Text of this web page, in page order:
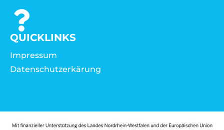
QUICKLINKS
Impressum
Datenschutzerkärung